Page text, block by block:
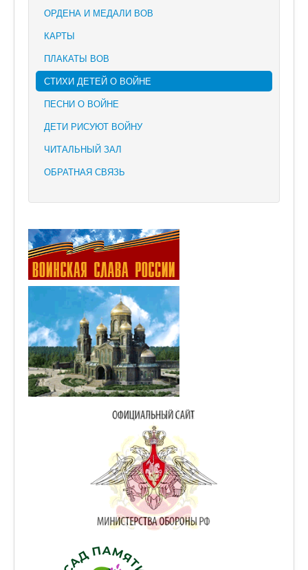
ОРДЕНА И МЕДАЛИ ВОВ
КАРТЫ
ПЛАКАТЫ ВОВ
СТИХИ ДЕТЕЙ О ВОЙНЕ
ПЕСНИ О ВОЙНЕ
ДЕТИ РИСУЮТ ВОЙНУ
ЧИТАЛЬНЫЙ ЗАЛ
ОБРАТНАЯ СВЯЗЬ